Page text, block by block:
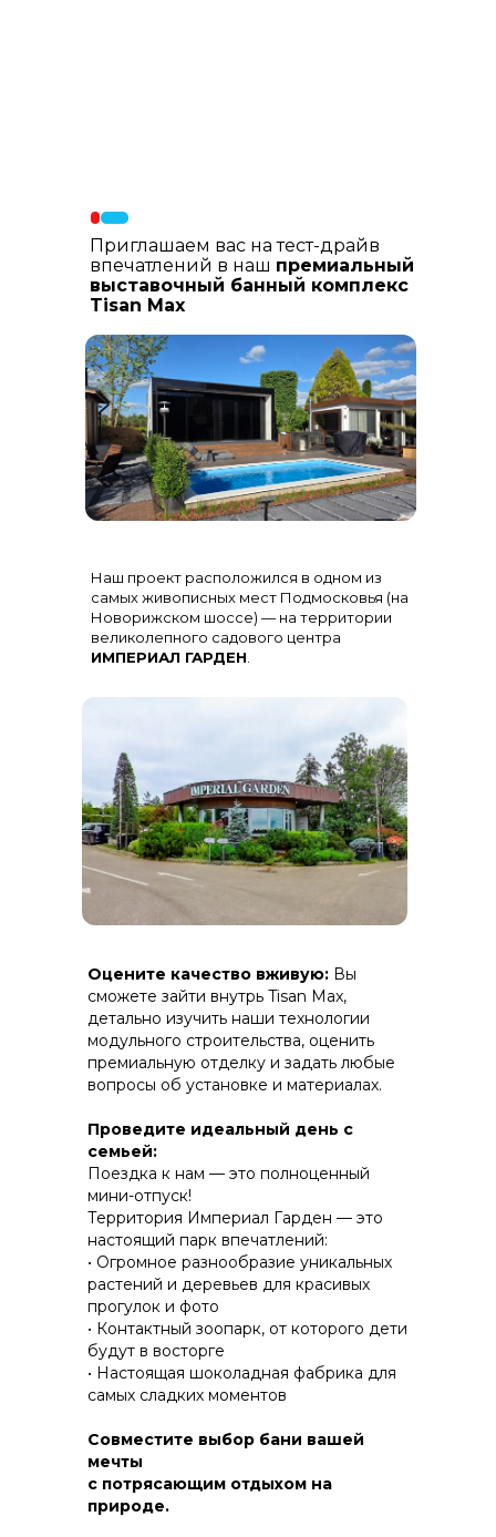
Приглашаем вас на тест-драйв
впечатлений в наш премиальный
выставочный банный комплекс
Tisan Max
Оцените качество вживую: Вы
сможете зайти внутрь Tisan Max,
детально изучить наши технологии
модульного строительства, оценить
премиальную отделку и задать любые
вопросы об установке и материалах.
Проведите идеальный день с
семьей:
Поездка к нам — это полноценный
мини-отпуск!
Территория Империал Гарден — это
настоящий парк впечатлений:
• Огромное разнообразие уникальных
растений и деревьев для красивых
прогулок и фото
• Контактный зоопарк, от которого дети
будут в восторгe
• Настоящая шоколадная фабрика для
самых сладких моментов
Совместите выбор бани вашей
мечты
с потрясающим отдыхом на
природе.
Наш проект расположился в одном из
самых живописных мест Подмосковья (на
Новорижском шоссе) — на территории
великолепного садового центра
ИМПЕРИАЛ ГАРДЕН
(дерево-полимерный композит) на
скрытом крепеже.
алюминиевыми импостами
черного цвета для жесткости и
стиля
лиственницы, шлифованный
керамогранит
ПРАКТИЧНОСТЬ И ЗАЩИТА ОТ НЕПОГОДЫ
КОНСТРУКТИВ И
ЭНЕРГОЭФФЕКТИВНОСТЬ